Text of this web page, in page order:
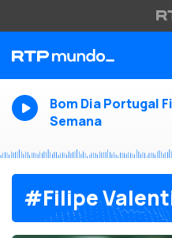
Bom Dia Portugal
Semana
#Filipe